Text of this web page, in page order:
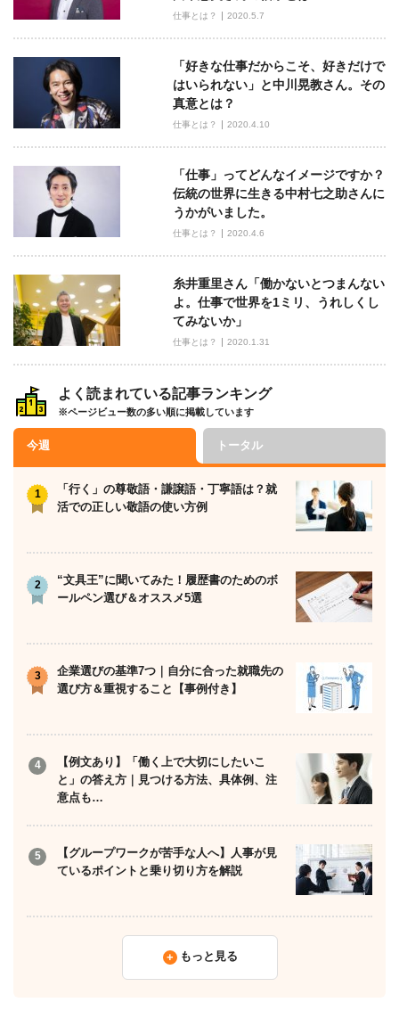
ョ
ン
仕事とは？ 2020.5.7
「好きな仕事だからこそ、好きだけで
はいられない」と中川晃教さん。その
真意とは？
仕事とは？ 2020.4.10
「仕事」ってどんなイメージですか？
伝統の世界に生きる中村七之助さんに
うかがいました。
仕事とは？ 2020.4.6
糸井重里さん「働かないとつまんない
よ。仕事で世界を1ミリ、うれしくし
てみないか」
仕事とは？ 2020.1.31
よく読まれている記事ランキング
※ページビュー数の多い順に掲載しています
今週 トータル
「行く」の尊敬語・謙譲語・丁寧語は？就
活での正しい敬語の使い方例
“文具王”に聞いてみた！履歴書のためのボ
ールペン選び＆オススメ5選
企業選びの基準7つ｜自分に合った就職先の
選び方＆重視すること【事例付き】
【例文あり】「働く上で大切にしたいこ
と」の答え方｜見つける方法、具体例、注
意点も…
【グループワークが苦手な人へ】人事が見
ているポイントと乗り切り方を解説
もっと見る